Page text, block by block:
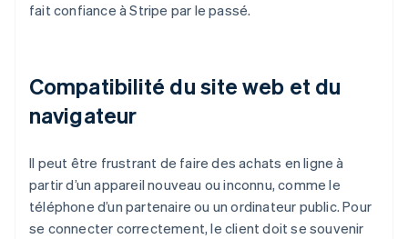
fait confiance à Stripe par le passé.
Compatibilité du site web et du
navigateur
Il peut être frustrant de faire des achats en ligne à
partir d’un appareil nouveau ou inconnu, comme le
téléphone d’un partenaire ou un ordinateur public. Pour
se connecter correctement, le client doit se souvenir